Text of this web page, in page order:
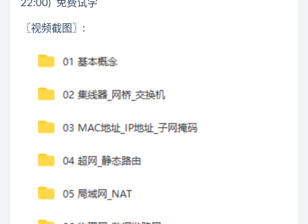
22:00) 免费试学
〖视频截图〗: